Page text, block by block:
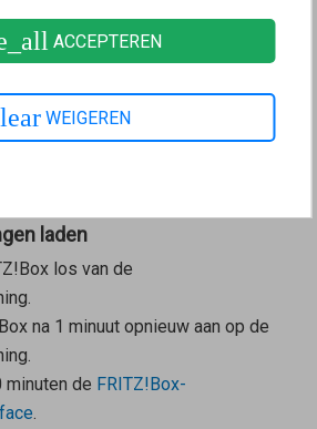
laden en FRITZ!Box
of wanneer je de e-mail niet
je pas weer toegang tot de
laden
los van de
na 1 minuut opnieuw aan op de
minuten de FRITZ!Box-
ACCEPTEREN
WEIGEREN